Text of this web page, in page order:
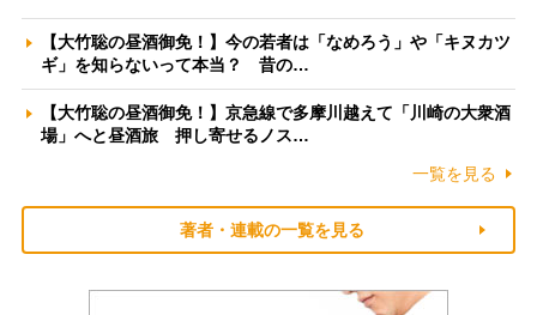
【大竹聡の昼酒御免！】今の若者は「なめろう」や「キヌカツ
ギ」を知らないって本当？ 昔の…
【大竹聡の昼酒御免！】京急線で多摩川越えて「川崎の大衆酒
場」へと昼酒旅 押し寄せるノス…
一覧を見る
著者・連載の一覧を見る